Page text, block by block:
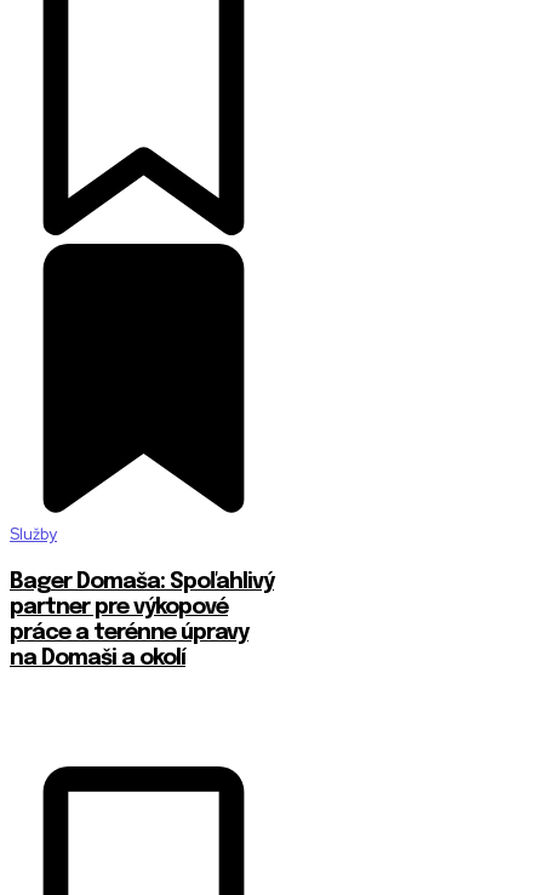
Služby
Bager Domaša: Spoľahlivý
partner pre výkopové
práce a terénne úpravy
na Domaši a okolí